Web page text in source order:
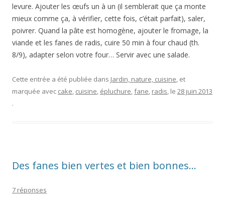
levure. Ajouter les œufs un à un (il semblerait que ça monte
mieux comme ça, à vérifier, cette fois, c’était parfait), saler,
poivrer. Quand la pâte est homogène, ajouter le fromage, la
viande et les fanes de radis, cuire 50 min à four chaud (th.
8/9), adapter selon votre four… Servir avec une salade.
Cette entrée a été publiée dans Jardin, nature, cuisine, et
marquée avec cake, cuisine, épluchure,fane, radis, le 28 juin 2013
.
Des fanes bien vertes et bien bonnes…
7 réponses